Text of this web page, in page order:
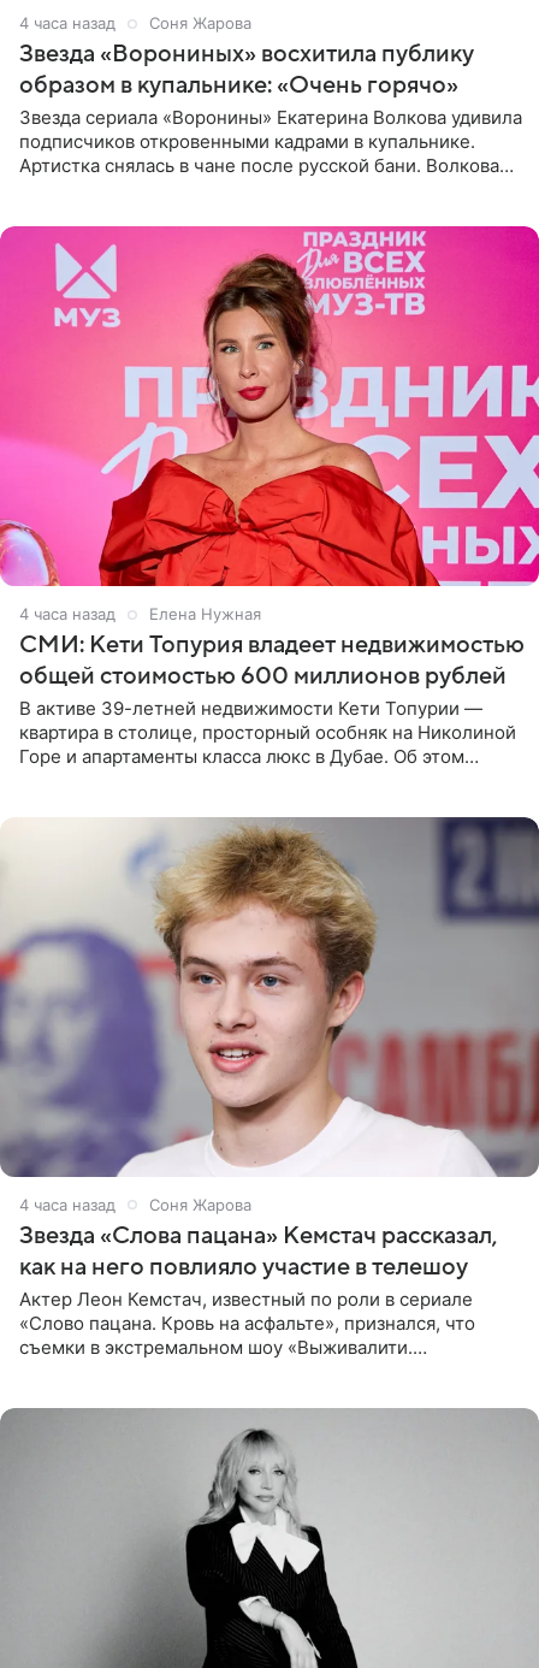
4 часа назад Соня Жарова
Звезда «Ворониных» восхитила публику
образом в купальнике: «Очень горячо»
Звезда сериала «Воронины» Екатерина Волкова удивила
подписчиков откровенными кадрами в купальнике.
Артистка снялась в чане после русской бани. Волкова
4 часа назад Елена Нужная
СМИ: Кети Топурия владеет недвижимостью
общей стоимостью 600 миллионов рублей
В активе 39-летней недвижимости Кети Топурии —
квартира в столице, просторный особняк на Николиной
Горе и апартаменты класса люкс в Дубае. Об этом
4 часа назад Соня Жарова
Звезда «Слова пацана» Кемстач рассказал,
как на него повлияло участие в телешоу
Актер Леон Кемстач, известный по роли в сериале
«Слово пацана. Кровь на асфальте», признался, что
съемки в экстремальном шоу «Выживалити.